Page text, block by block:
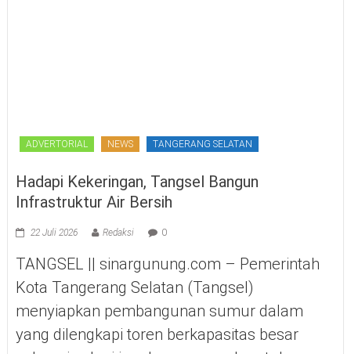
ADVERTORIAL NEWS TANGERANG SELATAN
Hadapi Kekeringan, Tangsel Bangun
Infrastruktur Air Bersih
22 Juli 2026 Redaksi 0
TANGSEL || sinargunung.com – Pemerintah
Kota Tangerang Selatan (Tangsel)
menyiapkan pembangunan sumur dalam
yang dilengkapi toren berkapasitas besar